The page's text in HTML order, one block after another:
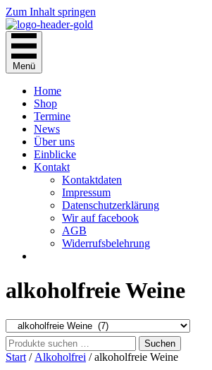
Zum Inhalt springen
Menü
Home
Shop
Termine
News
Über uns
Einblicke
Kontakt
Kontaktdaten
Impressum
Datenschutzerklärung
Wir auf facebook
AGB
Widerrufsbelehrung
alkoholfreie Weine
Suchen
nach:
Suchen
Start / Alkoholfrei / alkoholfreie Weine